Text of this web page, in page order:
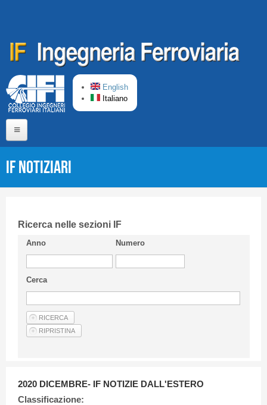
English
Italiano
CIFI in breve
Linee Guida
Privacy Policy
Articoli
IF Notiziari
Ricerca nelle sezioni IF
Anno Numero
Cerca
2020 DICEMBRE- IF NOTIZIE DALL'ESTERO
Classificazione: